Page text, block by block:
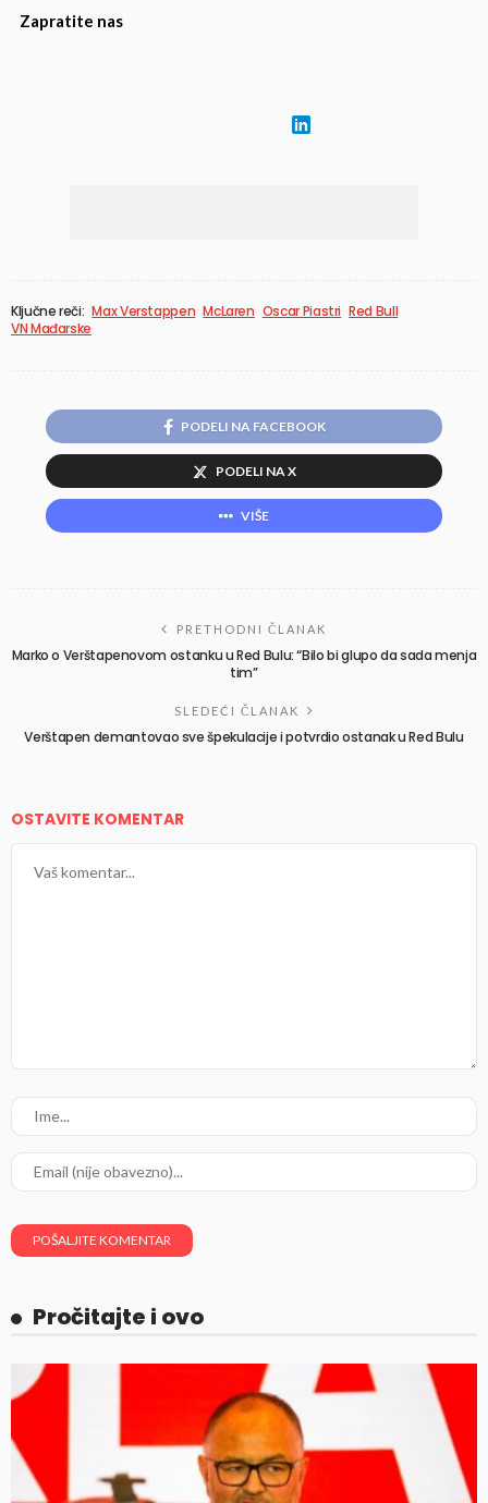
Zapratite nas
Ključne reči: Max Verstappen McLaren Oscar Piastri Red Bull
VN Mađarske
PODELI NA FACEBOOK
PODELI NA X
VIŠE
PRETHODNI ČLANAK
Marko o Verštapenovom ostanku u Red Bulu: “Bilo bi glupo da sada menja
tim”
SLEDEĆI ČLANAK
Verštapen demantovao sve špekulacije i potvrdio ostanak u Red Bulu
OSTAVITE KOMENTAR
Pročitajte i ovo